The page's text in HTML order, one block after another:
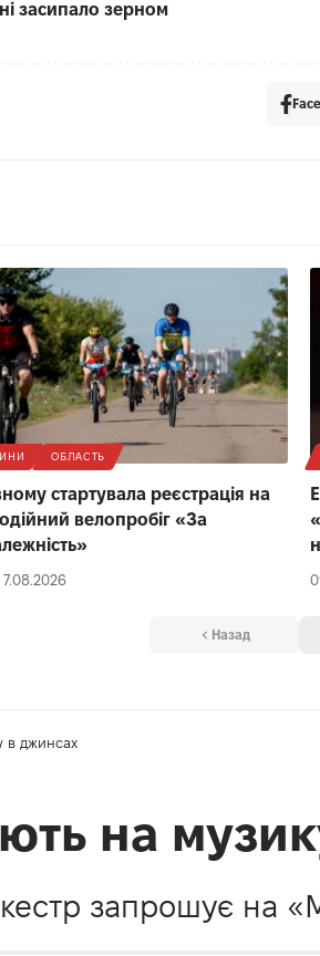
засипало зерном
ОБЛАСТЬ
стартувала реєстрація на
велопробіг «За
7.08.2026
Назад
в джинсах
на
запрошує на